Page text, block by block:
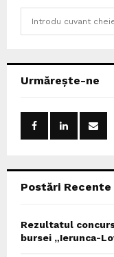
h
Urmărește-ne
Postări Recente
Rezultatul
bursei „Ierunca-